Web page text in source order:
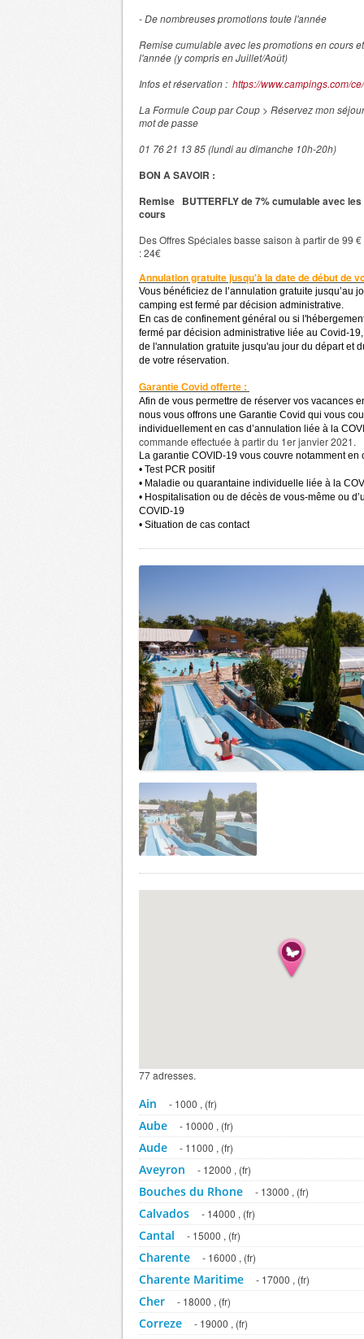
- De nombreuses promotions toute l'année
Remise cumulable avec les promotions en cours
l'année (y compris en Juillet/Août)
Infos et réservation : https://www.campings.com/ce/
La Formule Coup par Coup > Réservez mon
mot de passe
01 76 21 13 85 (lundi au dimanche 10h-20h)
BON A SAVOIR :
Remise BUTTERFLY de 7% cumulable avec
cours
Des Offres Spéciales basse saison à partir de 99
: 24€
Annulation gratuite jusqu'à la date de début de
Vous bénéficiez de l’annulation gratuite jusqu’au
camping est fermé par décision administrative.
En cas de confinement général ou si
fermé par décision administrative liée au Covid-
de l'annulation gratuite jusqu'au jour du départ et
de votre réservation.
Garantie Covid offerte :
Afin de vous permettre de réserver vos vacances
nous vous offrons une Garantie Covid qui vous
individuellement en cas d’annulation liée à la
commande effectuée à partir du 1er janvier 2021.
La garantie COVID-19 vous couvre notamment en
• Test PCR positif
• Maladie ou quarantaine individuelle liée à la
• Hospitalisation ou de décès de vous-même ou
COVID-19
• Situation de cas contact
77 adresses.
Ain - 1000 , (fr)
Aube - 10000 , (fr)
Aude - 11000 , (fr)
Aveyron - 12000 , (fr)
Bouches du Rhone - 13000 , (fr)
Calvados - 14000 , (fr)
Cantal - 15000 , (fr)
Charente - 16000 , (fr)
Charente Maritime - 17000 , (fr)
Cher - 18000 , (fr)
Correze - 19000 , (fr)